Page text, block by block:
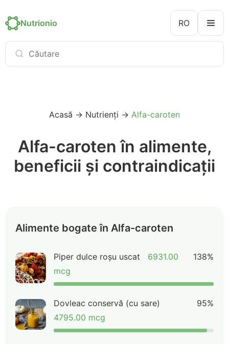
Nutrionio RO
Acasă → Nutrienți → Alfa-caroten
Alfa-caroten în alimente,
beneficii și contraindicații
Alimente bogate în Alfa-caroten
Piper dulce roșu uscat
6931.00
mcg
138%
Dovleac conservă (cu sare)
4795.00 mcg
95%